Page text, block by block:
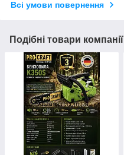
Всі умови повернення
Подібні товари компанії